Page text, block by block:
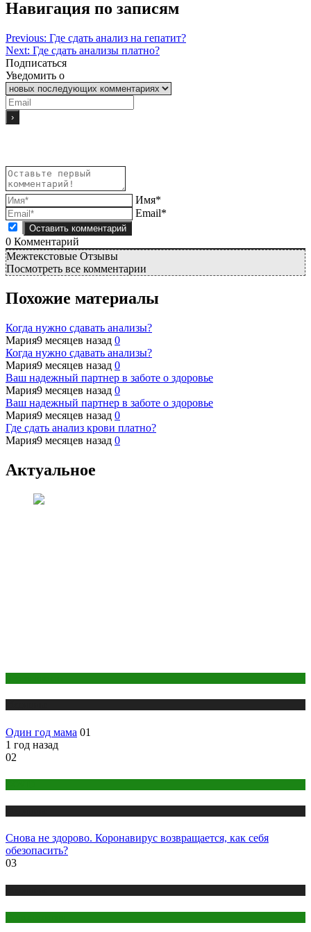
Навигация по записям
Previous: Где сдать анализ на гепатит?
Next: Где сдать анализы платно?
Подписаться
Уведомить о
Имя*
Email*
0 Комментарий
Межтекстовые Отзывы
Посмотреть все комментарии
Похожие материалы
Когда нужно сдавать анализы?
Мария9 месяцев назад 0
Когда нужно сдавать анализы?
Мария9 месяцев назад 0
Ваш надежный партнер в заботе о здоровье
Мария9 месяцев назад 0
Ваш надежный партнер в заботе о здоровье
Мария9 месяцев назад 0
Где сдать анализ крови платно?
Мария9 месяцев назад 0
Актуальное
Один год мама 01
1 год назад
02
Снова не здорово. Коронавирус возвращается, как себя
обезопасить?
03